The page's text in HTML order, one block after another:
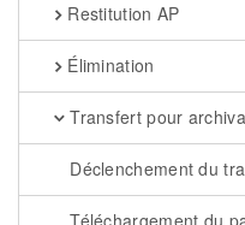
Restitution AP
Élimination
Transfert pour
Déclenchement du
Téléchargement du